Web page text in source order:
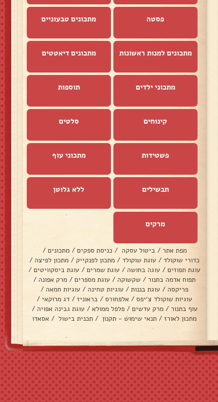
פסטה מתכונים טבעוניים
מתכונים למנות ראשונות מתכונים דיאטטים
מתכוני ילדים תוספות
קינוחים סלטים
פשטידות מתכוני עוף
תבשילים ללא גלוטן
מרקים
מפת אתר / ביטול עסקה / כניסת ספקים / מתכונים /
כדורי שוקולד / עוגת שוקולד / מתכון לפנקייק / מתכון לפיצה /
עוגת תפוזים / עוגה בחושה / עוגת שמרים / עוגת ביסקוויטים /
תפוח אדמה בתנור / שקשוקה / עוגת מספרים / מרק אפונה /
פריקסה / עוגת בננות / עוגיות טחינה / עוגיות חמאה /
עוגיות שוקולד צ׳יפס / אלפחורס / בראוניז / דג מרוקאי /
עוף בתנור / מרק עדשים / פלפל ממולא / עוגת גבינה אפויה /
מתכון לאורז / תנאי שימוש - תקנון / תכנית בישול / אסאדו